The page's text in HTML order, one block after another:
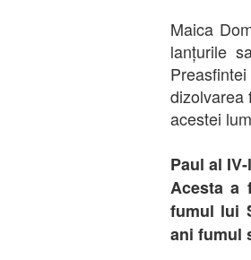
Maica
lanțurile
dizolvarea
acestei
Paul al
Acesta a
fumul lui
ani fumul